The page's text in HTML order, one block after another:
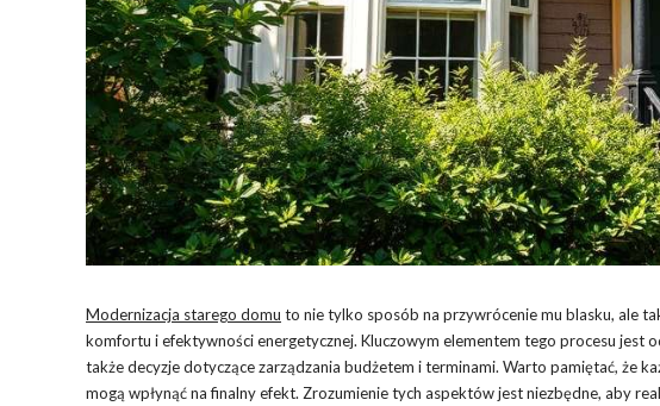
Modernizacja starego domu to nie tylko sposób na przywrócenie mu blasku, ale
komfortu i efektywności energetycznej. Kluczowym elementem tego procesu jest
także decyzje dotyczące zarządzania budżetem i terminami. Warto pamiętać, że
mogą wpłynąć na finalny efekt. Zrozumienie tych aspektów jest niezbędne, aby